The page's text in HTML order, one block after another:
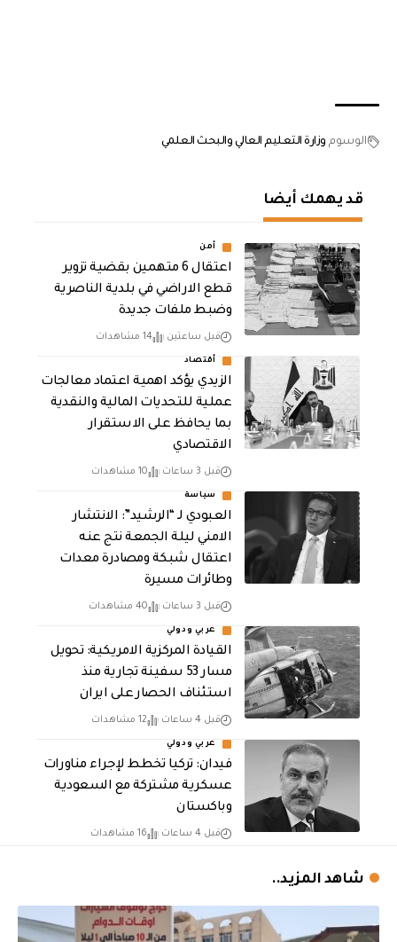
الوسوم وزارة التعليم العالي والبحث العلمي
قد يهمك أيضا
أمن
اعتقال 6 متهمين بقضية تزوير
قطع الاراضي في بلدية الناصرية
وضبط ملفات جديدة
قبل ساعتين 14 مشاهدات
أقتصاد
الزيدي يؤكد اهمية اعتماد معالجات
عملية للتحديات المالية والنقدية
بما يحافظ على الاستقرار
الاقتصادي
قبل 3 ساعات 10 مشاهدات
سياسة
العبودي لـ “الرشيد”: الانتشار
الامني ليلة الجمعة نتج عنه
اعتقال شبكة ومصادرة معدات
وطائرات مسيرة
قبل 3 ساعات 40 مشاهدات
عربي ودولي
القيادة المركزية الامريكية: تحويل
مسار 53 سفينة تجارية منذ
استئناف الحصار على ايران
قبل 4 ساعات 12 مشاهدات
عربي ودولي
فيدان: تركيا تخطط لإجراء مناورات
عسكرية مشتركة مع السعودية
وباكستان
قبل 4 ساعات 16 مشاهدات
شاهد المزيد..